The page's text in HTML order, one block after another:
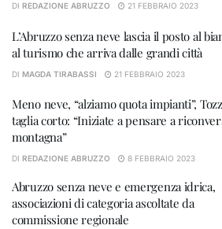
DI REDAZIONE ABRUZZO 21 FEBBRAIO 2023
L’Abruzzo senza neve lascia il posto al
al turismo che arriva dalle grandi città
DI MAGDA TIRABASSI 21 FEBBRAIO 2023
Meno neve, “alziamo quota impianti”,
taglia corto: “Iniziate a pensare a
montagna”
DI REDAZIONE ABRUZZO 8 FEBBRAIO 2023
Abruzzo senza neve e emergenza idrica,
associazioni di categoria ascoltate da
commissione regionale